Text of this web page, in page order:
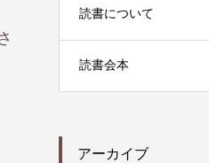
読書について
読書会本
アーカイブ